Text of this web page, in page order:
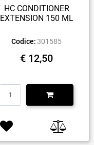
HC CONDITIONER
EXTENSION 150 ML
Codice: 301585
€ 12,50
Quantità